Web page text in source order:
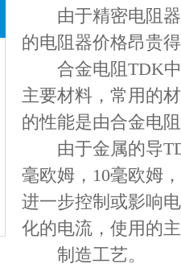
由于精密电阻器
的电阻器价格昂贵
合金电阻TDK中
主要材料，常用的
的性能是由合金电
由于金属的导
毫欧姆，10毫欧姆
进一步控制或影响
化的电流，使用的
制造工艺。